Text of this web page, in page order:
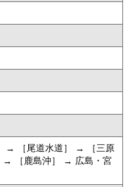
→ ［尾道水道］ → ［三原
→ ［鹿島沖］ → 広島・宮